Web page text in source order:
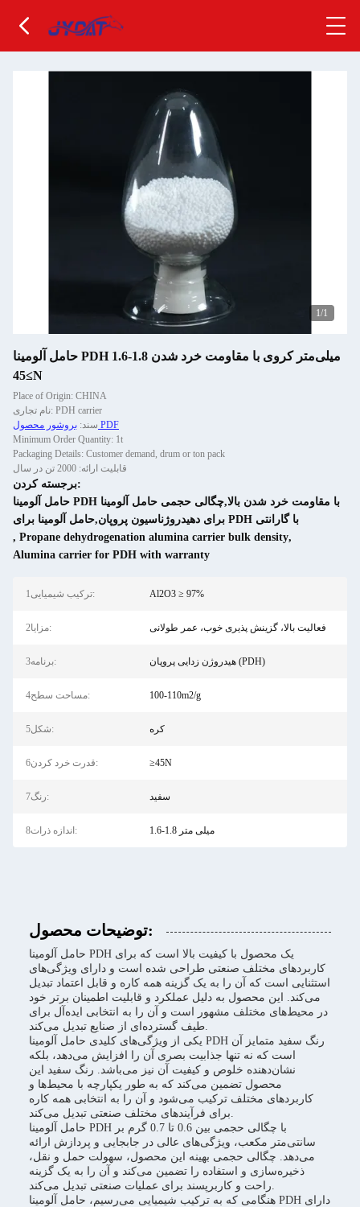
1/1
حامل آلومینا PDH 1.6-1.8 میلی‌متر کروی با مقاومت خرد شدن
≥45N
Place of Origin: CHINA
نام تجاری: PDH carrier
سند: بروشور محصول PDF
Minimum Order Quantity: 1t
Packaging Details: Customer demand, drum or ton pack
قابلیت ارائه: 2000 تن در سال
برجسته کردن:
حامل آلومینا PDH با مقاومت خرد شدن بالا,چگالی حجمی حامل آلومینا
برای دهیدروژناسیون پروپان,حامل آلومینا برای PDH با گارانتی
, Propane dehydrogenation alumina carrier bulk density,
Alumina carrier for PDH with warranty
1ترکیب شیمیایی: Al2O3 ≥ 97%
2مزایا: فعالیت بالا، گزینش پذیری خوب، عمر طولانی
3برنامه: هیدروژن زدایی پروپان (PDH)
4مساحت سطح: 100-110m2/g
5شکل: کره
6قدرت خرد کردن: ≥45N
7رنگ: سفید
8اندازه ذرات: 1.6-1.8 میلی متر
توضیحات محصول:
حامل آلومینا PDH یک محصول با کیفیت بالا است که برای
کاربردهای مختلف صنعتی طراحی شده است و دارای ویژگی‌های
استثنایی است که آن را به یک گزینه همه کاره و قابل اعتماد تبدیل
می‌کند. این محصول به دلیل عملکرد و قابلیت اطمینان برتر خود
در محیط‌های مختلف مشهور است و آن را به انتخابی ایده‌آل برای
طیف گسترده‌ای از صنایع تبدیل می‌کند.
یکی از ویژگی‌های کلیدی حامل آلومینا PDH رنگ سفید متمایز آن
است که نه تنها جذابیت بصری آن را افزایش می‌دهد، بلکه
نشان‌دهنده خلوص و کیفیت آن نیز می‌باشد. رنگ سفید این
محصول تضمین می‌کند که به طور یکپارچه با محیط‌ها و
کاربردهای مختلف ترکیب می‌شود و آن را به انتخابی همه کاره
برای فرآیندهای مختلف صنعتی تبدیل می‌کند.
حامل آلومینا PDH با چگالی حجمی بین 0.6 تا 0.7 گرم بر
سانتی‌متر مکعب، ویژگی‌های عالی در جابجایی و پردازش ارائه
می‌دهد. چگالی حجمی بهینه این محصول، سهولت حمل و نقل،
ذخیره‌سازی و استفاده را تضمین می‌کند و آن را به یک گزینه
راحت و کاربرپسند برای عملیات صنعتی تبدیل می‌کند.
هنگامی که به ترکیب شیمیایی می‌رسیم، حامل آلومینا PDH دارای